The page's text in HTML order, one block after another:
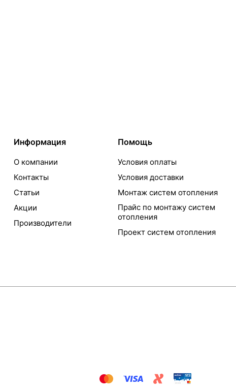
Информация
О компании
Контакты
Статьи
Акции
Производители
Помощь
Условия оплаты
Условия доставки
Монтаж систем отопления
Прайс по монтажу систем
отопления
Проект систем отопления